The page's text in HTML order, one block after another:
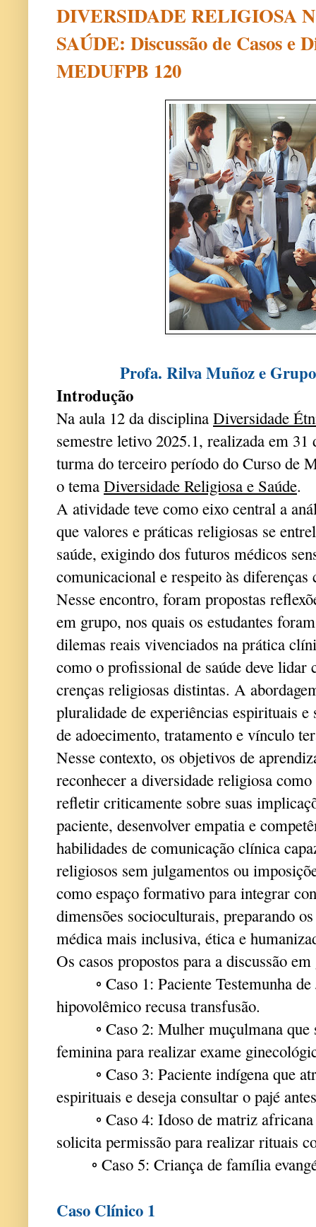
DIVERSIDADE RELIGIOSA
SAÚDE: Discussão de Casos e
MEDUFPB 120
Profa. Rilva Muñoz e
Introdução
Na aula 12 da disciplina Diversidade
semestre letivo 2025.1, realizada em 31
turma do terceiro período do Curso de
o tema Diversidade Religiosa e Saúde.
A atividade teve como eixo central a
que valores e práticas religiosas se
saúde, exigindo dos futuros médicos
comunicacional e respeito às diferenças
Nesse encontro, foram propostas
em grupo, nos quais os estudantes
dilemas reais vivenciados na prática
como o profissional de saúde deve lidar
crenças religiosas distintas. A
pluralidade de experiências espirituais e
de adoecimento, tratamento e vínculo
Nesse contexto, os objetivos de
reconhecer a diversidade religiosa
refletir criticamente sobre suas
paciente, desenvolver empatia e
habilidades de comunicação clínica
religiosos sem julgamentos ou
como espaço formativo para integrar
dimensões socioculturais, preparando
médica mais inclusiva, ética e
Os casos propostos para a discussão
◦ Caso 1: Paciente Testemunha de
hipovolêmico recusa transfusão.
◦ Caso 2: Mulher muçulmana que
feminina para realizar exame
◦ Caso 3: Paciente indígena que
espirituais e deseja consultar o pajé
◦ Caso 4: Idoso de matriz africana
solicita permissão para realizar rituais
◦ Caso 5: Criança de família
Caso Clínico 1